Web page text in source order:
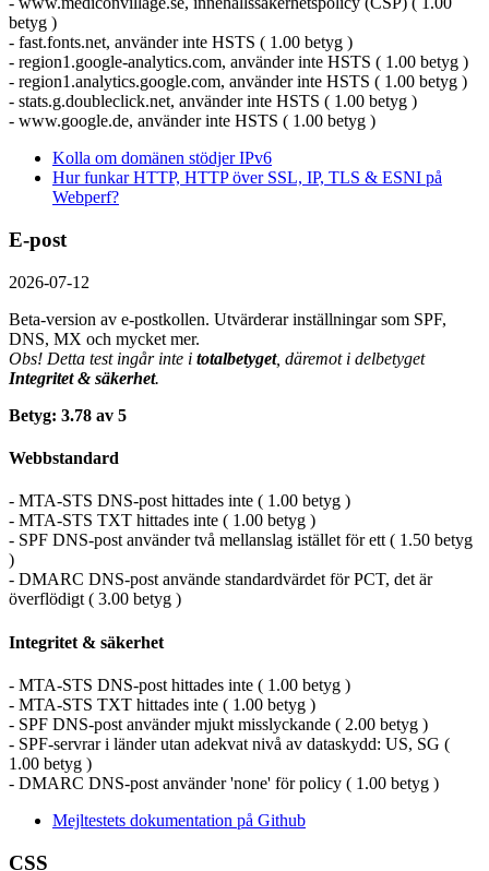
betyg )
- fast.fonts.net, använder inte HSTS ( 1.00 betyg )
- region1.google-analytics.com, använder inte HSTS ( 1.00 betyg )
- region1.analytics.google.com, använder inte HSTS ( 1.00 betyg )
- stats.g.doubleclick.net, använder inte HSTS ( 1.00 betyg )
- www.google.de, använder inte HSTS ( 1.00 betyg )
Kolla om domänen stödjer IPv6
Hur funkar HTTP, HTTP över SSL, IP, TLS & ESNI på
Webperf?
E-post
2026-07-12
Beta-version av e-postkollen. Utvärderar inställningar som SPF,
DNS, MX och mycket mer.
Obs! Detta test ingår inte i totalbetyget, däremot i delbetyget
Integritet & säkerhet.
Betyg: 3.78 av 5
Webbstandard
- MTA-STS DNS-post hittades inte ( 1.00 betyg )
- MTA-STS TXT hittades inte ( 1.00 betyg )
- SPF DNS-post använder två mellanslag istället för ett ( 1.50 betyg
)
- DMARC DNS-post använde standardvärdet för PCT, det är
överflödigt ( 3.00 betyg )
Integritet & säkerhet
- MTA-STS DNS-post hittades inte ( 1.00 betyg )
- MTA-STS TXT hittades inte ( 1.00 betyg )
- SPF DNS-post använder mjukt misslyckande ( 2.00 betyg )
- SPF-servrar i länder utan adekvat nivå av dataskydd: US, SG (
1.00 betyg )
- DMARC DNS-post använder 'none' för policy ( 1.00 betyg )
Mejltestets dokumentation på Github
CSS